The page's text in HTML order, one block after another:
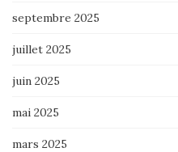
septembre 2025
juillet 2025
juin 2025
mai 2025
mars 2025